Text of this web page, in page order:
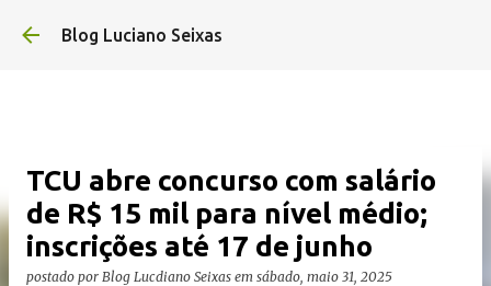
Pular para o conteúdo principal
Blog Luciano Seixas
TCU abre concurso com salário
de R$ 15 mil para nível médio;
inscrições até 17 de junho
postado por Blog Lucdiano Seixas em sábado, maio 31, 2025